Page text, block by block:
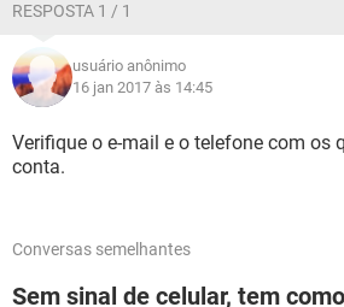
RESPOSTA 1 / 1
usuário anônimo
16 jan 2017 às 14:45
Verifique o e-mail e o telefone com os
conta.
Conversas semelhantes
Sem sinal de celular, tem